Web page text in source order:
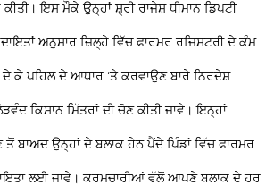
ਇਸ ਮੌਕੇ ਉਨ੍ਹਾਂ ਸ਼੍ਰੀ ਰਾਜੇਸ਼ ਧੀਮਾਨ ਡਿਪਟੀ
ਅਨੁਸਾਰ ਜ਼ਿਲ੍ਹੇ ਵਿੱਚ ਫਾਰਮਰ ਰਜਿਸਟਰੀ ਦੇ ਕੰਮ
ਕੇ ਪਹਿਲ ਦੇ ਆਧਾਰ ’ਤੇ ਕਰਵਾਉਣ ਬਾਰੇ ਨਿਰਦੇਸ਼
ਕਿਸਾਨ ਮਿੱਤਰਾਂ ਦੀ ਚੋਣ ਕੀਤੀ ਜਾਵੇ। ਇਨ੍ਹਾਂ
ਤੋਂ ਬਾਅਦ ਉਨ੍ਹਾਂ ਦੇ ਬਲਾਕ ਹੇਠ ਪੈਂਦੇ ਪਿੰਡਾਂ ਵਿੱਚ ਫਾਰਮਰ
ਲਈ ਜਾਵੇ। ਕਰਮਚਾਰੀਆਂ ਵੱਲੋਂ ਆਪਣੇ ਬਲਾਕ ਦੇ ਹਰ